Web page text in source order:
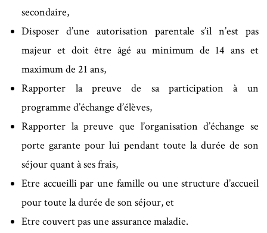
secondaire,
Disposer d’une autorisation parentale s’il n’est pas
majeur et doit être âgé au minimum de 14 ans et
maximum de 21 ans,
Rapporter la preuve de sa participation à un
programme d’échange d’élèves,
Rapporter la preuve que l’organisation d’échange se
porte garante pour lui pendant toute la durée de son
séjour quant à ses frais,
Etre accueilli par une famille ou une structure d’accueil
pour toute la durée de son séjour, et
Etre couvert pas une assurance maladie.